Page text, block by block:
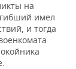
на
имел
и тогда